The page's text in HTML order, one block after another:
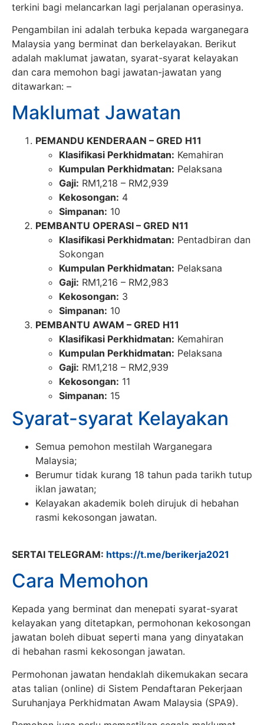
terkini bagi melancarkan lagi perjalanan operasinya.
Pengambilan ini adalah terbuka kepada warganegara
Malaysia yang berminat dan berkelayakan. Berikut
adalah maklumat jawatan, syarat-syarat kelayakan
dan cara memohon bagi jawatan-jawatan yang
ditawarkan: –
Maklumat Jawatan
PEMANDU KENDERAAN – GRED H11
Klasifikasi Perkhidmatan: Kemahiran
Kumpulan Perkhidmatan: Pelaksana
Gaji: RM1,218 – RM2,939
Kekosongan: 4
Simpanan: 10
PEMBANTU OPERASI – GRED N11
Klasifikasi Perkhidmatan: Pentadbiran dan
Sokongan
Kumpulan Perkhidmatan: Pelaksana
Gaji: RM1,216 – RM2,983
Kekosongan: 3
Simpanan: 10
PEMBANTU AWAM – GRED H11
Klasifikasi Perkhidmatan: Kemahiran
Kumpulan Perkhidmatan: Pelaksana
Gaji: RM1,218 – RM2,939
Kekosongan: 11
Simpanan: 15
Syarat-syarat Kelayakan
Semua pemohon mestilah Warganegara
Malaysia;
Berumur tidak kurang 18 tahun pada tarikh tutup
iklan jawatan;
Kelayakan akademik boleh dirujuk di hebahan
rasmi kekosongan jawatan.
SERTAI TELEGRAM: https://t.me/berikerja2021
Cara Memohon
Kepada yang berminat dan menepati syarat-syarat
kelayakan yang ditetapkan, permohonan kekosongan
jawatan boleh dibuat seperti mana yang dinyatakan
di hebahan rasmi kekosongan jawatan.
Permohonan jawatan hendaklah dikemukakan secara
atas talian (online) di Sistem Pendaftaran Pekerjaan
Suruhanjaya Perkhidmatan Awam Malaysia (SPA9).